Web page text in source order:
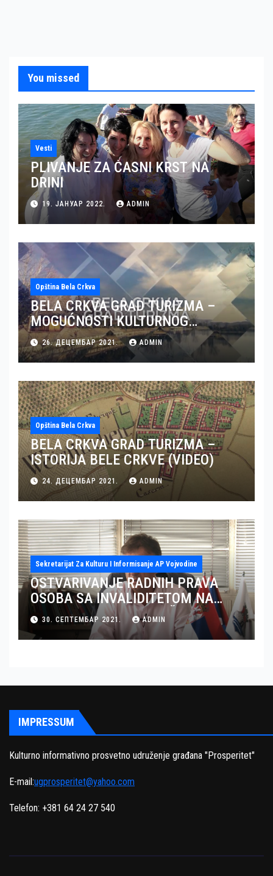
You missed
Vesti
PLIVANJE ZA ČASNI KRST NA
DRINI
19. ЈАНУАР 2022. ADMIN
Opština Bela Crkva
BELA CRKVA GRAD TURIZMA –
MOGUĆNOSTI KULTURNOG
TURIZMA U BELOJ CRKVI (VIDEO)
26. ДЕЦЕМБАР 2021. ADMIN
Opština Bela Crkva
BELA CRKVA GRAD TURIZMA –
ISTORIJA BELE CRKVE (VIDEO)
24. ДЕЦЕМБАР 2021. ADMIN
Sekretarijat Za Kulturu I Informisanje AP Vojvodine
OSTVARIVANJE RADNIH PRAVA
OSOBA SA INVALIDITETOM NA
TERITORIJI OKRUGA JUŽNI BANAT
– GRAD PANČEVO
30. СЕПТЕМБАР 2021. ADMIN
IMPRESSUM
Kulturno informativno prosvetno udruženje građana "Prosperitet"
E-mail:ugprosperitet@yahoo.com
Telefon: +381 64 24 27 540